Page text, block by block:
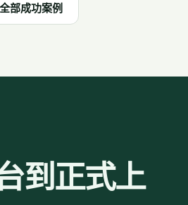
部成功案例
到正式上